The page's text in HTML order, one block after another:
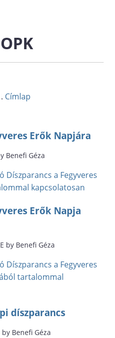
Címlap
Erők Napjára
Benefi Géza
Díszparancs a Fegyveres
kapcsolatosan
Erők Napja
by Benefi Géza
Díszparancs a Fegyveres
tartalommal
díszparancs
Benefi Géza